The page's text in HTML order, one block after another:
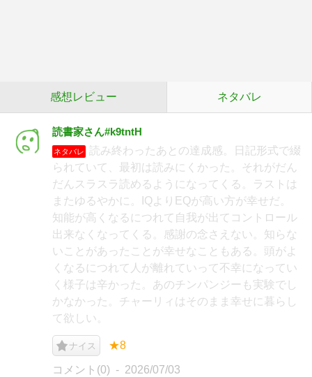
感想レビュー ネタバレ
読書家さん#k9tntH
ネタバレ
読み終わったあとの達成感。日記形式で綴
られていて、最初は読みにくかった。それがだん
だんスラスラ読めるようになってくる。ラストは
またゆるやかに。IQよりEQが高い方が幸せだ。
知能が高くなるにつれて自我が出てコントロール
出来なくなってくる。感謝の念さえない。知らな
いことがあったことが幸せなこともある。頭がよ
くなるにつれて人が離れていって不幸になってい
く様子は辛かった。あのチンパンジーも実験でし
かなかった。チャーリィはそのまま幸せに暮らし
て欲しい。
ナイス ★8
コメント(0) 2026/07/03